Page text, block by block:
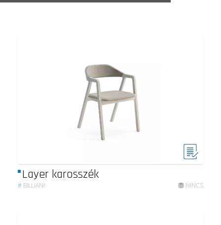
Layer karosszék
# BILLIANI NINCS